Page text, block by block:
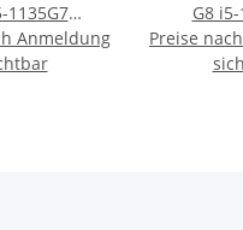
1135G7
silber Iris
Win11 Pro
Anmeldung
G8
512GB/
Xe
Preise